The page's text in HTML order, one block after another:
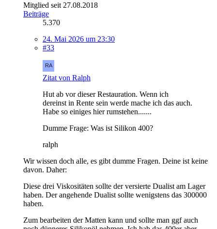
Mitglied seit 27.08.2018
Beiträge
5.370
24. Mai 2026 um 23:30
#33
Zitat von Ralph
Hut ab vor dieser Restauration. Wenn ich
dereinst in Rente sein werde mache ich das auch.
Habe so einiges hier rumstehen.......
Dumme Frage: Was ist Silikon 400?
ralph
Wir wissen doch alle, es gibt dumme Fragen. Deine ist keine
davon. Daher:
Diese drei Viskositäten sollte der versierte Dualist am Lager
haben. Der angehende Dualist sollte wenigstens das 300000
haben.
Zum bearbeiten der Matten kann und sollte man ggf auch